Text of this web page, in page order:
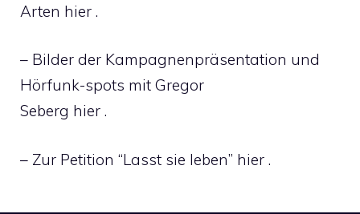
Arten hier .
– Bilder der Kampagnenpräsentation und
Hörfunk-spots mit Gregor
Seberg hier .
– Zur Petition “Lasst sie leben” hier .